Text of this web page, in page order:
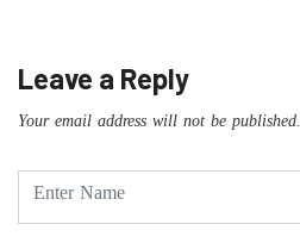
Leave a Reply
Your email address will not be published.